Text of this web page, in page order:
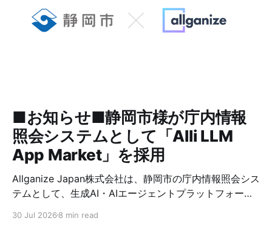
Market」をご採用いただきました。
今回は、生成AI活用による業務変革
を推進されていらっしゃるDX推進部
ちは、「世界中の経験・知見が循環
する社会の創造」をビジョンに掲げ
2014年に創業しました。当時はまだ
■お知らせ■静岡市様が庁内情報
照会システムとして「Alli LLM
App Market」を採用
Allganize Japan株式会社は、静岡市の庁内情報照会シス
テムとして、生成AI・AIエージェントプラットフォーム
らせいたします。 静岡市では、2026年7月より全職員を
30 Jul 2026 8 min read